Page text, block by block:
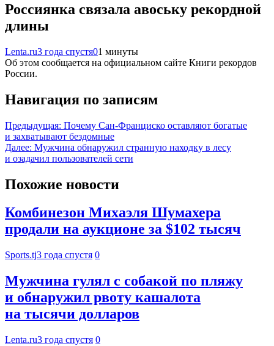
Россиянка связала авоську рекордной
длины
Lenta.ru3 года спустя01 минуты
Об этом сообщается на официальном сайте Книги рекордов
России.
Навигация по записям
Предыдущая: Почему Сан-Франциско оставляют богатые
и захватывают бездомные
Далее: Мужчина обнаружил странную находку в лесу
и озадачил пользователей сети
Похожие новости
Комбинезон Михаэля Шумахера
продали на аукционе за $102 тысяч
Sports.tj3 года спустя 0
Мужчина гулял с собакой по пляжу
и обнаружил рвоту кашалота
на тысячи долларов
Lenta.ru3 года спустя 0